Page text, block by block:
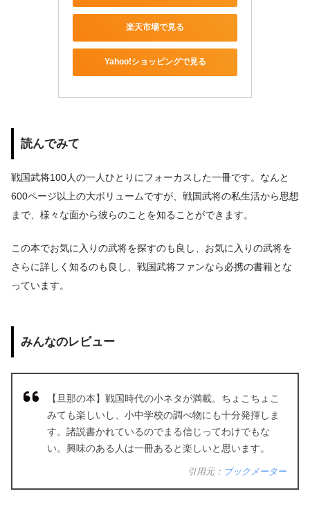
楽天市場で見る
Yahoo!ショッピングで見る
読んでみて
戦国武将100人の一人ひとりにフォーカスした一冊です。なんと
600ページ以上の大ボリュームですが、戦国武将の私生活から思想
まで、様々な面から彼らのことを知ることができます。
この本でお気に入りの武将を探すのも良し、お気に入りの武将を
さらに詳しく知るのも良し、戦国武将ファンなら必携の書籍とな
っています。
みんなのレビュー
【旦那の本】戦国時代の小ネタが満載。ちょこちょこ
みても楽しいし、小中学校の調べ物にも十分発揮しま
す。諸説書かれているのでまる信じってわけでもな
い。興味のある人は一冊あると楽しいと思います。
引用元： ブックメーター